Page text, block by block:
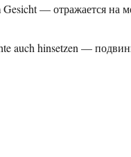
Gesicht — отражается на
auch hinsetzen —